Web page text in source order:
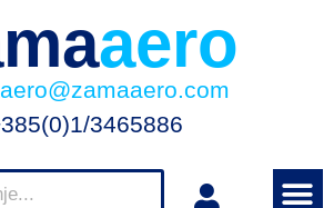
aero
3465886